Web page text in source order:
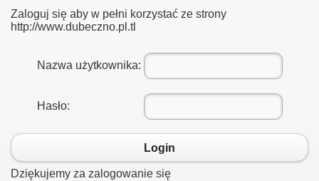
Zaloguj się aby w pełni korzystać ze strony
http://www.dubeczno.pl.tl
Nazwa użytkownika:
Hasło:
Login
Dziękujemy za zalogowanie się